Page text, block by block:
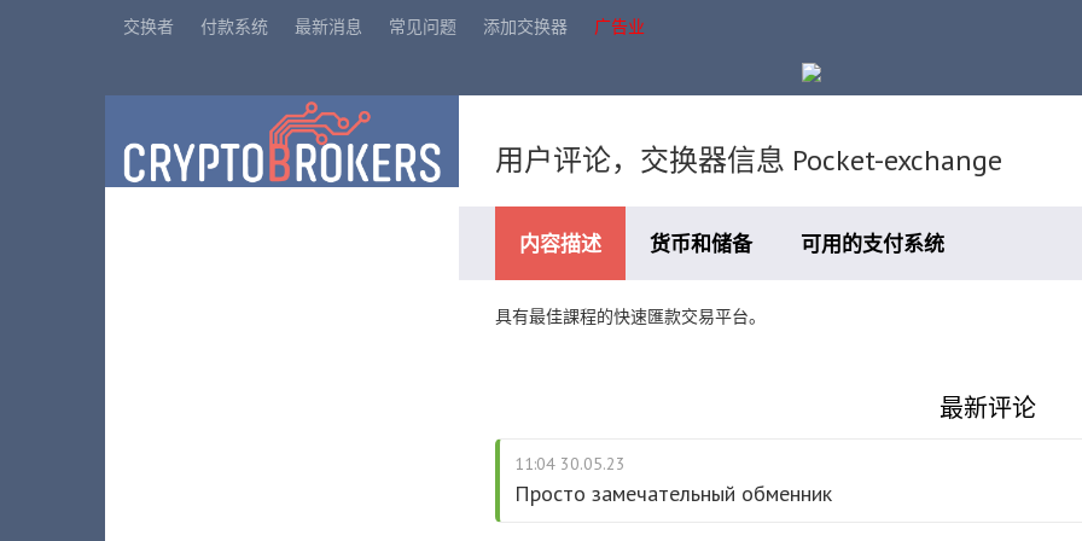
交换者 付款系统 最新消息 常见问题 添加交换器 广告业
用户评论，交换器信息 Pocket-exchange
内容描述 货币和储备 可用的支付系统
具有最佳課程的快速匯款交易平台。
最新评论
11:04 30.05.23
Просто замечательный обменник